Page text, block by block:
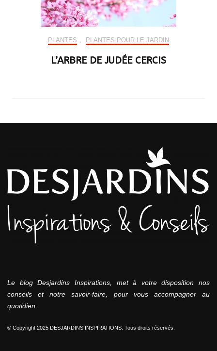
PLANTES PLANTES POUR LE JARDIN
L’ARBRE DE JUDÉE CERCIS
Le blog Desjardins Inspirations, met à votre disposition nos
conseils et notre savoir-faire, pour vous accompagner au
quotidien.
© Copyright 2025 DESJARDINS INSPIRATIONS. Tous droits réservés.